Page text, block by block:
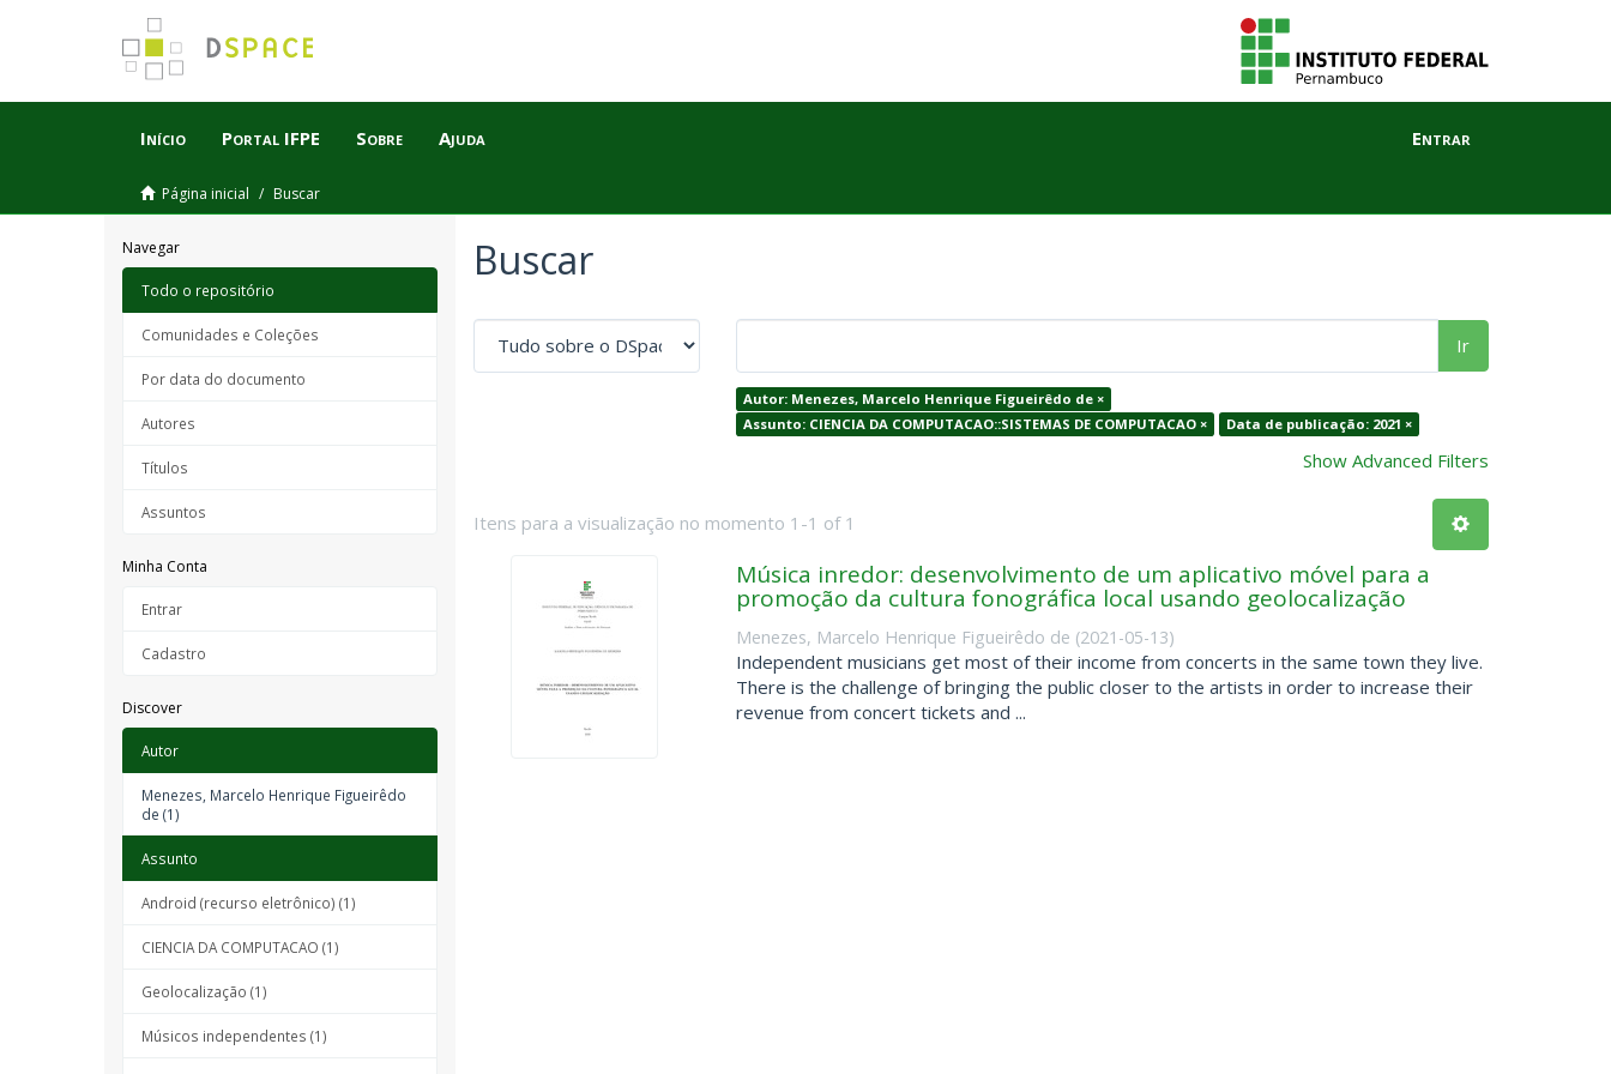
Início Portal IFPE Sobre Ajuda Entrar
Página inicial Buscar
Navegar
Todo o repositório
Comunidades e Coleções
Por data do documento
Autores
Títulos
Assuntos
Minha Conta
Entrar
Cadastro
Discover
Autor
Menezes, Marcelo Henrique Figueirêdo
de (1)
Assunto
Android (recurso eletrônico) (1)
CIENCIA DA COMPUTACAO (1)
Geolocalização (1)
Músicos independentes (1)
Buscar
Ir
Autor: Menezes, Marcelo Henrique Figueirêdo de ×
Assunto: CIENCIA DA COMPUTACAO::SISTEMAS DE COMPUTACAO ×
Data de publicação: 2021 ×
Show Advanced Filters
Itens para a visualização no momento 1-1 of 1
Música inredor: desenvolvimento de um aplicativo móvel para a
promoção da cultura fonográfica local usando geolocalização
Menezes, Marcelo Henrique Figueirêdo de (2021-05-13)
Independent musicians get most of their income from concerts in the same town they live.
There is the challenge of bringing the public closer to the artists in order to increase their
revenue from concert tickets and ...